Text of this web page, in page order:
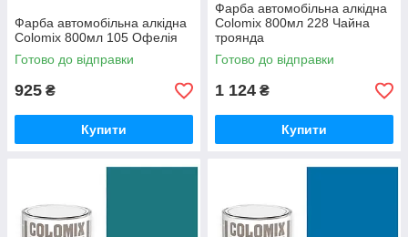
Фарба автомобільна алкідна
Colomix 800мл 105 Офелія
Готово до відправки
925 ₴
Купити
Фарба автомобільна алкідна
Colomix 800мл 228 Чайна
троянда
Готово до відправки
1 124 ₴
Купити